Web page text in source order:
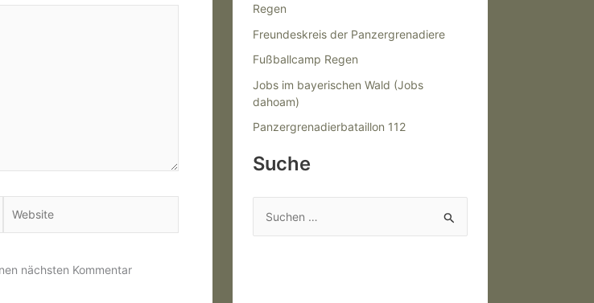
nächsten Kommentar
Regen
Freundeskreis der Panzergrenadiere
Fußballcamp Regen
Jobs im bayerischen Wald (Jobs
dahoam)
Panzergrenadierbataillon 112
Suche